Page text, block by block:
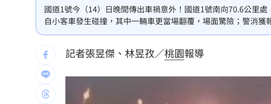
統一獅邀日本女星松川星 到場當開球嘉賓 15:16
停車格內卡電線桿 駕駛抱怨：停不進去
新／被動元件股的他！下午5點開重訊 15:13
兆基案檢調6路搜索！約談前董座2高層到案
國道1號今（14）日晚間傳出車禍意外！國道1號南向70.6公里
自小客車發生碰撞，其中一輛車更當場翻覆，場面驚險；警消
肇責，仍有待國道警察進一步調查釐清。
記者張昱傑、林昱孜／桃園報導